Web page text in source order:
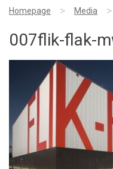
Homepage > Media >
007flik-flak-